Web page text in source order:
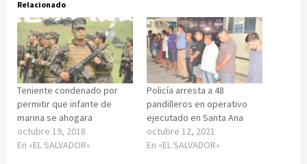
Relacionado
Teniente condenado por
permitir que infante de
marina se ahogara
octubre 19, 2018
En «EL SALVADOR»
Policía arresta a 48
pandilleros en operativo
ejecutado en Santa Ana
octubre 12, 2021
En «EL SALVADOR»